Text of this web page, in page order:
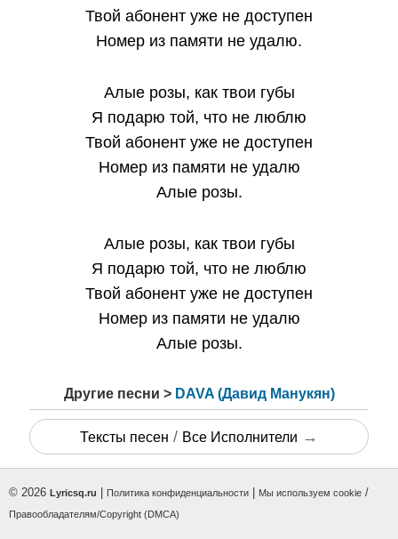
Твой абонент уже не доступен
Номер из памяти не удалю.
Алые розы, как твои губы
Я подарю той, что не люблю
Твой абонент уже не доступен
Номер из памяти не удалю
Алые розы.
Алые розы, как твои губы
Я подарю той, что не люблю
Твой абонент уже не доступен
Номер из памяти не удалю
Алые розы.
Другие песни > DAVA (Давид Манукян)
Тексты песен / Все Исполнители →
© 2026 Lyricsq.ru Политика конфиденциальности Мы используем cookie /
Правообладателям/Copyright (DMCA)